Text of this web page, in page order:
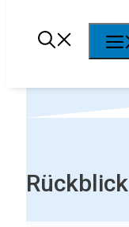
Rückblick